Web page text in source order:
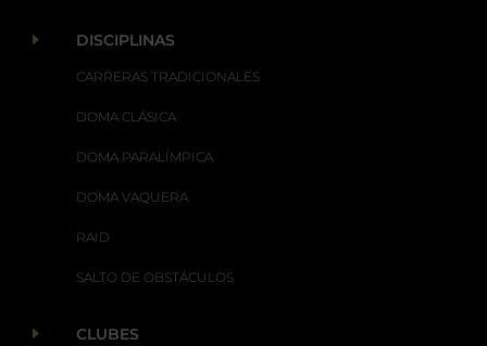
E DISCIPLINAS
CARRERAS TRADICIONALES
DOMA CLÁSICA
DOMA PARALÍMPICA
DOMA VAQUERA
RAID
SALTO DE OBSTÁCULOS
E CLUBES